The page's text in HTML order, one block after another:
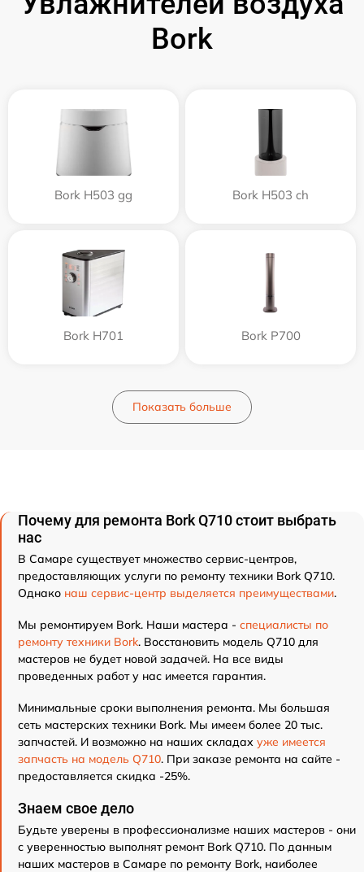
Bork
Bork H503 gg Bork H503 ch
Bork H701 Bork P700
Показать больше
Почему для ремонта Bork Q710 стоит выбрать
нас
В Самаре существует множество сервис-центров,
предоставляющих услуги по ремонту техники Bork Q710.
Однако наш сервис-центр выделяется преимуществами.
Мы ремонтируем Bork. Наши мастера - специалисты по
ремонту техники Bork. Восстановить модель Q710 для
мастеров не будет новой задачей. На все виды
проведенных работ у нас имеется гарантия.
Минимальные сроки выполнения ремонта. Мы большая
сеть мастерских техники Bork. Мы имеем более 20 тыс.
запчастей. И возможно на наших складах уже имеется
запчасть на модель Q710. При заказе ремонта на сайте -
предоставляется скидка -25%.
Знаем свое дело
Будьте уверены в профессионализме наших мастеров - они
с уверенностью выполнят ремонт Bork Q710. По данным
наших мастеров в Самаре по ремонту Bork, наиболее